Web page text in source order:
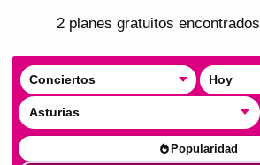
2planes gratuitos encontrados
Conciertos Hoy
Asturias
Popularidad